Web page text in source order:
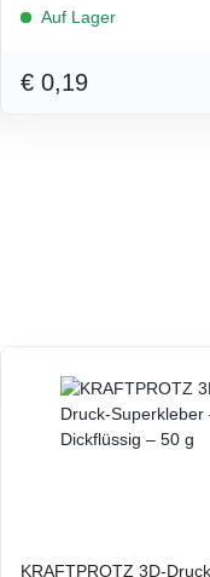
Auf Lager
€ 0,19
KRAFTPROTZ 3D-